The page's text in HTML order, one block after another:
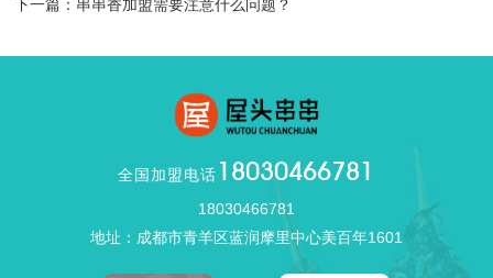
下一篇：串串香加盟需要注意什么问题？
全国加盟电话 18030466781
18030466781
地址：成都市青羊区蓝润摩里中心美百年1601